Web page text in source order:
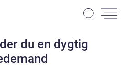
du en dygtig